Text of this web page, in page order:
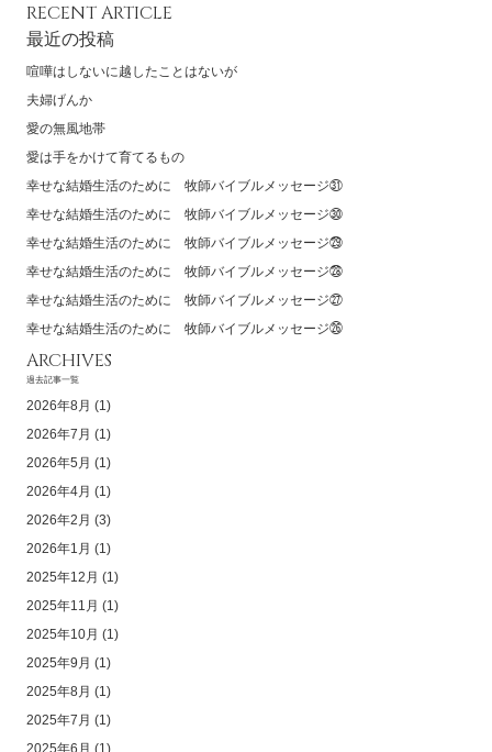
RECENT ARTICLE
最近の投稿
喧嘩はしないに越したことはないが
夫婦げんか
愛の無風地帯
愛は手をかけて育てるもの
幸せな結婚生活のために 牧師バイブルメッセージ㉛
幸せな結婚生活のために 牧師バイブルメッセージ㉚
幸せな結婚生活のために 牧師バイブルメッセージ㉙
幸せな結婚生活のために 牧師バイブルメッセージ㉘
幸せな結婚生活のために 牧師バイブルメッセージ㉗
幸せな結婚生活のために 牧師バイブルメッセージ㉖
ARCHIVES
過去記事一覧
2026年8月 (1)
2026年7月 (1)
2026年5月 (1)
2026年4月 (1)
2026年2月 (3)
2026年1月 (1)
2025年12月 (1)
2025年11月 (1)
2025年10月 (1)
2025年9月 (1)
2025年8月 (1)
2025年7月 (1)
2025年6月 (1)